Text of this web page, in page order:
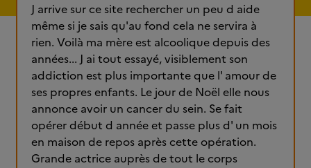
J arrive sur ce site rechercher un peu d aide
même si je sais qu'au fond cela ne servira à
rien. Voilà ma mère est alcoolique depuis des
années... J ai tout essayé, visiblement son
addiction est plus importante que l' amour de
ses propres enfants. Le jour de Noël elle nous
annonce avoir un cancer du sein. Se fait
opérer début d année et passe plus d' un mois
en maison de repos après cette opération.
Grande actrice auprès de tout le corps